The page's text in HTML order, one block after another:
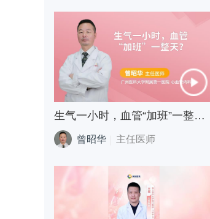
生气一小时，血管“加班”一整天？
曾昭华 主任医师